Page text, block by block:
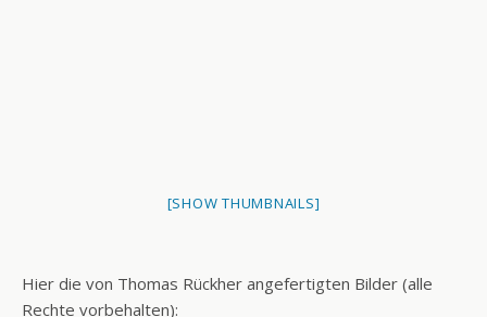
[SHOW THUMBNAILS]
Hier die von Thomas Rückher angefertigten Bilder (alle
Rechte vorbehalten):